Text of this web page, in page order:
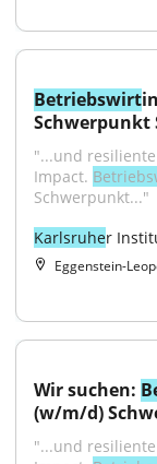
Betriebswirt
Schwerpunkt
"...und
Impact.
Schwerpunkt..."
Karlsruher
Eggenstein-
Wir suchen:
(w/m/d)
"...und